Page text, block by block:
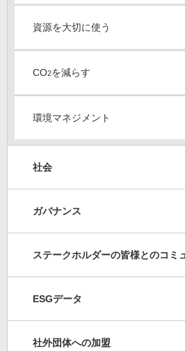
資源を大切に使う
CO2を減らす
環境マネジメント
社会
ガバナンス
ステークホルダーの皆様とのコミ
ESGデータ
社外団体への加盟